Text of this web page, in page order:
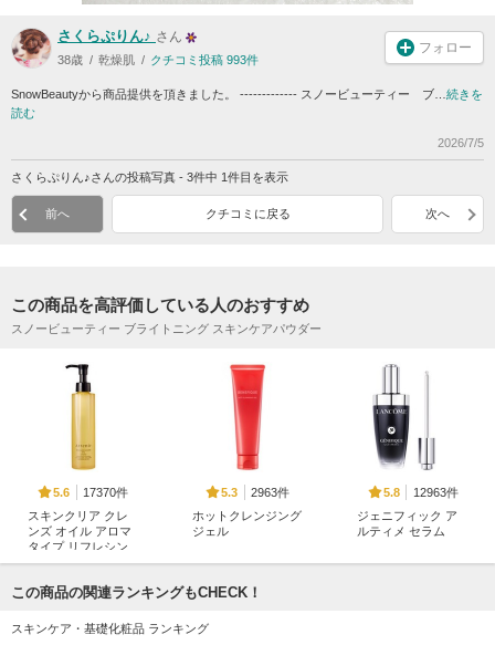
さくらぷりん♪ さん
38歳 乾燥肌 クチコミ投稿 993件
フォロー
SnowBeautyから商品提供を頂きました。 ------------- スノービューティー ブ… 続きを
読む
2026/7/5
さくらぷりん♪さんの投稿写真 - 3件中 1件目を表示
前へ クチコミに戻る 次へ
この商品を高評価している人のおすすめ
スノービューティー ブライトニング スキンケアパウダー
5.6
17370件
スキンクリア クレ
ンズ オイル アロマ
タイプ リフレシン
グシトラスの香り
アテニア
5.3
2963件
ホットクレンジング
ジェル
5.8
12963件
ジェニフィック ア
ルティメ セラム
この商品の関連ランキングもCHECK！
スキンケア・基礎化粧品 ランキング